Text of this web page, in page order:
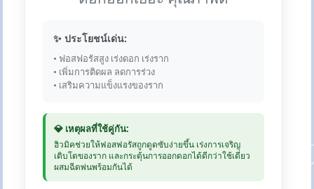
✨ ประโยชน์เด่น:
• ฟอสฟอรัสสูง เร่งดอก เร่งราก
• เพิ่มการติดผล ลดการร่วง
• เสริมความแข็งแรงของราก
💎 เหตุผลที่ใช้คู่กัน:
ฮิวมิคช่วยให้ฟอสฟอรัสถูกดูดซับง่ายขึ้น เร่งการเจริญ
เติบโตของราก และกระตุ้นการออกดอกได้ดีกว่าใช้เดี่ยว
ผสมฉีดพ่นพร้อมกันได้